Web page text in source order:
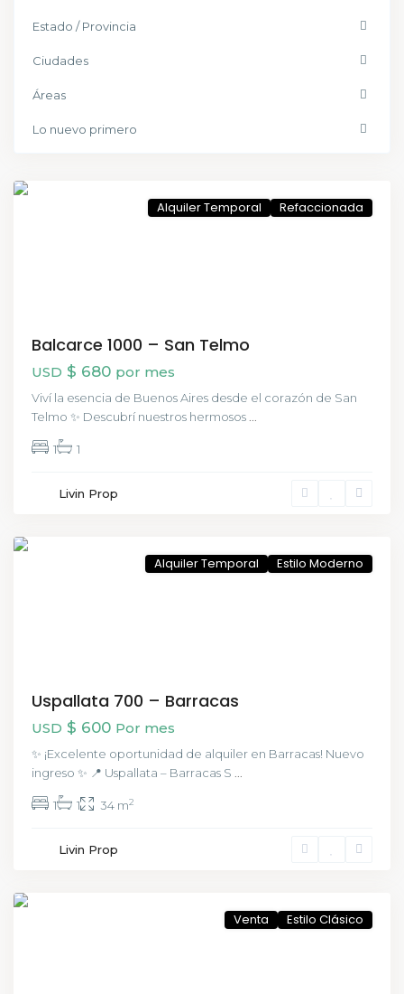
Estado / Provincia
Ciudades
Áreas
Lo nuevo primero
Alquiler Temporal Refaccionada
Balcarce 1000 – San Telmo
USD $ 680 por mes
Viví la esencia de Buenos Aires desde el corazón de San
Telmo ✨ Descubrí nuestros hermosos
1 1
Livin Prop
Alquiler Temporal Estilo Moderno
Uspallata 700 – Barracas
USD $ 600 Por mes
✨ ¡Excelente oportunidad de alquiler en Barracas! Nuevo
ingreso ✨ 📍 Uspallata – Barracas S
1 1 34 m2
Livin Prop
Venta Estilo Clásico